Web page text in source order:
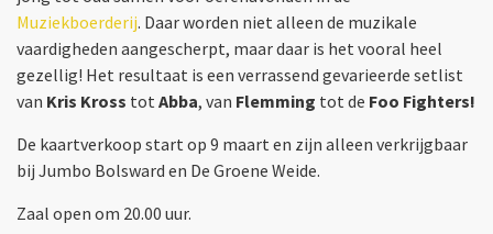
Muziekboerderij. Daar worden niet alleen de muzikale
vaardigheden aangescherpt, maar daar is het vooral heel
gezellig! Het resultaat is een verrassend gevarieerde setlist
van Kris Kross tot Abba, van Flemming tot de Foo Fighters!
De kaartverkoop start op 9 maart en zijn alleen verkrijgbaar
bij Jumbo Bolsward en De Groene Weide.
Zaal open om 20.00 uur.